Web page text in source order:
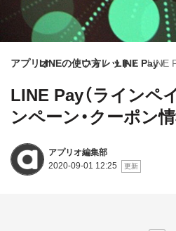
アプリオLINEの使い方ウォレットLINE PayLINE
LINE Pay（ラインペ
ンペーン・クーポン
アプリオ編集部
2020-09-01 12:25